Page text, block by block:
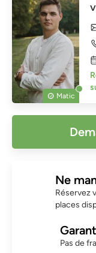
Matic
Ne
Réservez
places
Pas de